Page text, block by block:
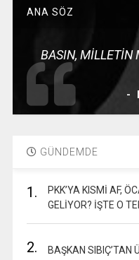
ANA SÖZ
BASIN, MİLLETİN
-
GÜNDEMDE
1.
PKK’YA KISMİ AF,
GELİYOR? İŞTE O
2. BAŞKAN SIBIÇ’TAN